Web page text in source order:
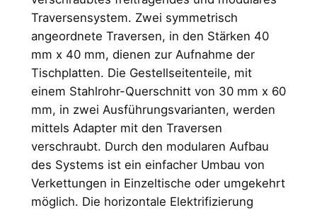
Traversensystem. Zwei symmetrisch
angeordnete Traversen, in den Stärken 40
mm x 40 mm, dienen zur Aufnahme der
Tischplatten. Die Gestellseitenteile, mit
einem Stahlrohr-Querschnitt von 30 mm x 60
mm, in zwei Ausführungsvarianten, werden
mittels Adapter mit den Traversen
verschraubt. Durch den modularen Aufbau
des Systems ist ein einfacher Umbau von
Verkettungen in Einzeltische oder umgekehrt
möglich. Die horizontale Elektrifizierung